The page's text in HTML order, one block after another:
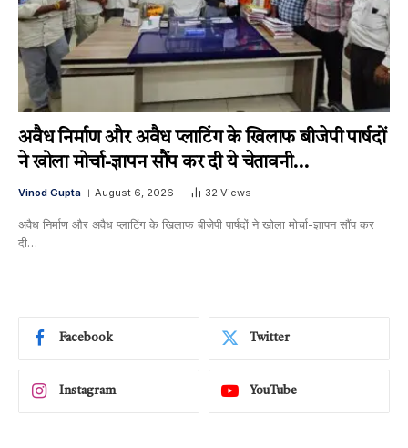
अवैध निर्माण और अवैध प्लाटिंग के खिलाफ बीजेपी पार्षदों
ने खोला मोर्चा-ज्ञापन सौंप कर दी ये चेतावनी…
Vinod Gupta August 6, 2026 32 Views
अवैध निर्माण और अवैध प्लाटिंग के खिलाफ बीजेपी पार्षदों ने खोला मोर्चा-ज्ञापन सौंप कर
दी…
Facebook Twitter
Instagram YouTube